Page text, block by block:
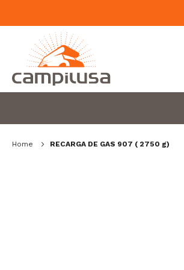
Home RECARGA DE GAS 907 ( 2750 g)